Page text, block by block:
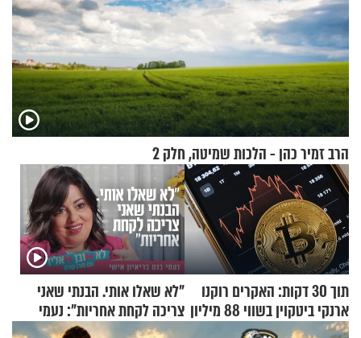
הרב זמיר כהן - הלכות שמיטה, חלק 2
תוך 30 דקות: האקרים רוקנו
ארנקי ביטקוין בשווי 88 מיליון
דולר
"לא שאלו אותי. הבנתי שאני
צריכה לקחת אחריות": נעמי
בנט בריאיון אישי